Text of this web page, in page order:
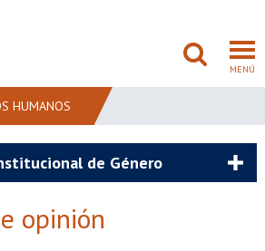
MENÚ
FACULTAD
POSTGRADO
HUMANOS
de Género
opinión